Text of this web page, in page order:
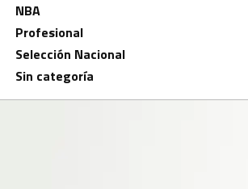
NBA
Profesional
Selección Nacional
Sin categoría